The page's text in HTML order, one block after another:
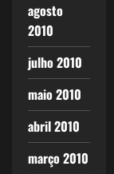
agosto
2010
julho 2010
maio 2010
abril 2010
março 2010